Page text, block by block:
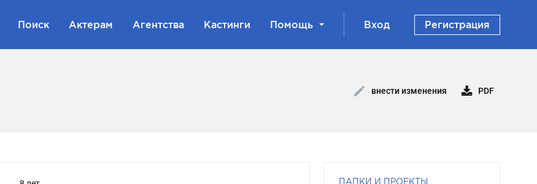
Поиск Актерам Агентства Кастинги Помощь Вход Регистрация
внести изменения PDF
ПАПКИ И ПРОЕКТЫ